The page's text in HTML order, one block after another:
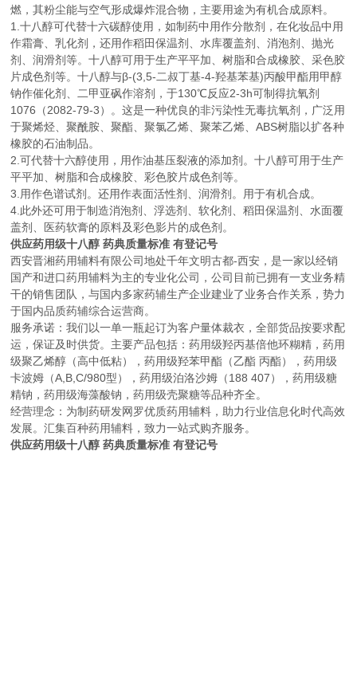
燃，其粉尘能与空气形成爆炸混合物，主要用途为有机合成原料。
1.十八醇可代替十六碳醇使用，如制药中用作分散剂，在化妆品中用
作霜膏、乳化剂，还用作稻田保温剂、水库覆盖剂、消泡剂、抛光
剂、润滑剂等。十八醇可用于生产平平加、树脂和合成橡胶、采色胶
片成色剂等。十八醇与β-(3,5-二叔丁基-4-羟基苯基)丙酸甲酯用甲醇
钠作催化剂、二甲亚砜作溶剂，于130℃反应2-3h可制得抗氧剂
1076（2082-79-3）。这是一种优良的非污染性无毒抗氧剂，广泛用
于聚烯烃、聚酰胺、聚酯、聚氯乙烯、聚苯乙烯、ABS树脂以扩各种
橡胶的石油制品。
2.可代替十六醇使用，用作油基压裂液的添加剂。十八醇可用于生产
平平加、树脂和合成橡胶、彩色胶片成色剂等。
3.用作色谱试剂。还用作表面活性剂、润滑剂。用于有机合成。
4.此外还可用于制造消泡剂、浮选剂、软化剂、稻田保温剂、水面覆
盖剂、医药软膏的原料及彩色影片的成色剂。
供应药用级十八醇 药典质量标准 有登记号
西安晋湘药用辅料有限公司地处千年文明古都-西安，是一家以经销
国产和进口药用辅料为主的专业化公司，公司目前已拥有一支业务精
干的销售团队，与国内多家药辅生产企业建业了业务合作关系，势力
于国内品质药辅综合运营商。
服务承诺：我们以一单一瓶起订为客户量体裁衣，全部货品按要求配
运，保证及时供货。主要产品包括：药用级羟丙基倍他环糊精，药用
级聚乙烯醇（高中低粘），药用级羟苯甲酯（乙酯 丙酯），药用级
卡波姆（A,B,C/980型），药用级泊洛沙姆（188 407），药用级糖
精钠，药用级海藻酸钠，药用级壳聚糖等品种齐全。
经营理念：为制药研发网罗优质药用辅料，助力行业信息化时代高效
发展。汇集百种药用辅料，致力一站式购齐服务。
供应药用级十八醇 药典质量标准 有登记号